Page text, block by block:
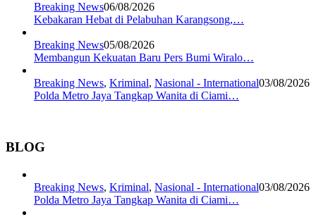
Breaking News06/08/2026
Kebakaran Hebat di Pelabuhan Karangsong,…
Breaking News05/08/2026
Membangun Kekuatan Baru Pers Bumi Wiralo…
Breaking News, Kriminal, Nasional - International03/08/2026
Polda Metro Jaya Tangkap Wanita di Ciami…
BLOG
Breaking News, Kriminal, Nasional - International03/08/2026
Polda Metro Jaya Tangkap Wanita di Ciami…